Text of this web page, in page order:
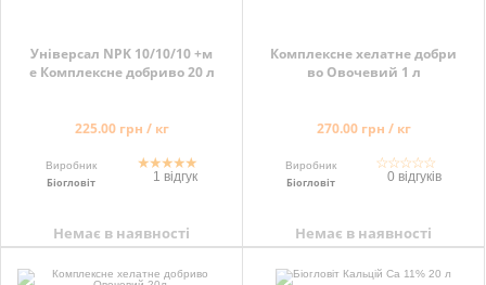
Універсал NPK 10/10/10 +м
е Комплексне добриво 20 л
225.00 грн / кг
Виробник
Біогловіт
★★★★★
1 відгук
Немає в наявності
Комплексне хелатне добри
во Овочевий 1 л
270.00 грн / кг
Виробник
Біогловіт
☆☆☆☆☆
0 відгуків
Немає в наявності